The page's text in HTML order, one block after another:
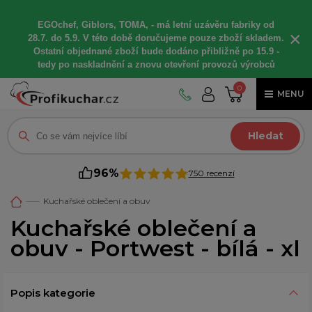
EGOchef, Giblors, TOMA, - má letní uzávěru fabriky od
28.7. do 5.9. V této době doručujeme pouze zboží skladem.
Ostatní objednané zboží bude dodáno přibližně po 15.9 -
tedy po naskladnění a znovu otevření provozů výrobců
×
0
MENU
Hledat
96% 750 recenzí
Kuchařské oblečení a obuv
Kuchařské oblečení a
obuv - Portwest - bílá - xl
Popis kategorie